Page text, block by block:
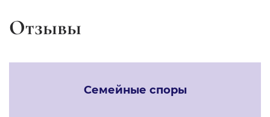
Отзывы
Семейные споры